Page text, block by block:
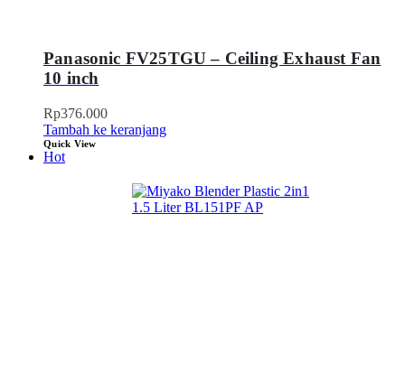
Panasonic FV25TGU – Ceiling Exhaust Fan
10 inch
Rp376.000
Tambah ke keranjang
Quick View
Hot